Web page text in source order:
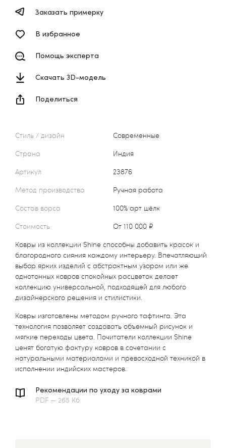
Стиль / дизайн
Современные
Страна
Индия
Артикул
23876
Метод производства
Ручная работа
Состав ворса
100% арт шёлк
Стоимость
от 110 000 ₽
Ковры из коллекции Shine способны добавить красок и
благородного сияния каждому интерьеру. Впечатляющий
выбор ярких изделий с абстрактным узором или же
однотонных ковров спокойных расцветок делает
коллекцию универсальной, подходящей для любого
дизайнерского решения и стилистики.
Ковры изготовлены методом ручного тафтинга. Эта
технология позволяет создавать объемный рисунок и
мягкие переходы цвета. Почитатели коллекции Shine
ценят богатую фактуру ковров в сочетании с
натуральными материалами и превосходной техникой в
исполнении индийских мастеров.
Рекомендации по уходу за коврами
PDF — 265 Кб
Заказать примерку
В избранное
Помощь эксперта
Скачать 3D-модель
Поделиться